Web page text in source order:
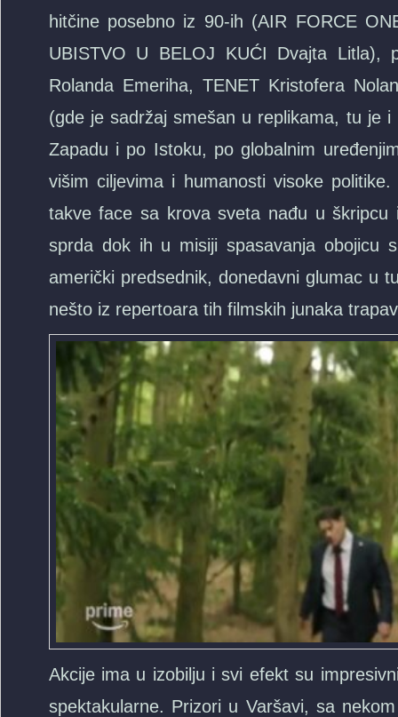
hitčine posebno iz 90-ih (AIR FORCE
UBISTVO U BELOJ KUĆI Dvajta Litla),
Rolanda Emeriha, TENET Kristofera
(gde je sadržaj smešan u replikama, tu je
Zapadu i po Istoku, po globalnim
višim ciljevima i humanosti visoke
takve face sa krova sveta nađu u
sprda dok ih u misiji spasavanja obojicu
američki predsednik, donedavni glumac u
nešto iz repertoara tih filmskih junaka
Akcije ima u izobilju i svi efekt su
spektakularne. Prizori u Varšavi, sa